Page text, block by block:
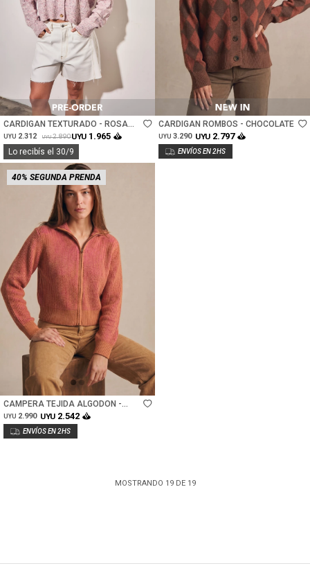
Talle
CARDIGAN TEXTURADO - ROSA
VIEJO
UYU 2.312 UYU 2.890UYU 1.965
Lo recibís el 30/9
Talle
CARDIGAN ROMBOS - CHOCOLATE
UYU 3.290 UYU 2.797
40% SEGUNDA PRENDA
Talle
CAMPERA TEJIDA ALGODON -
ROSA/MOCHA
UYU 2.990 UYU 2.542
MOSTRANDO 19DE 19